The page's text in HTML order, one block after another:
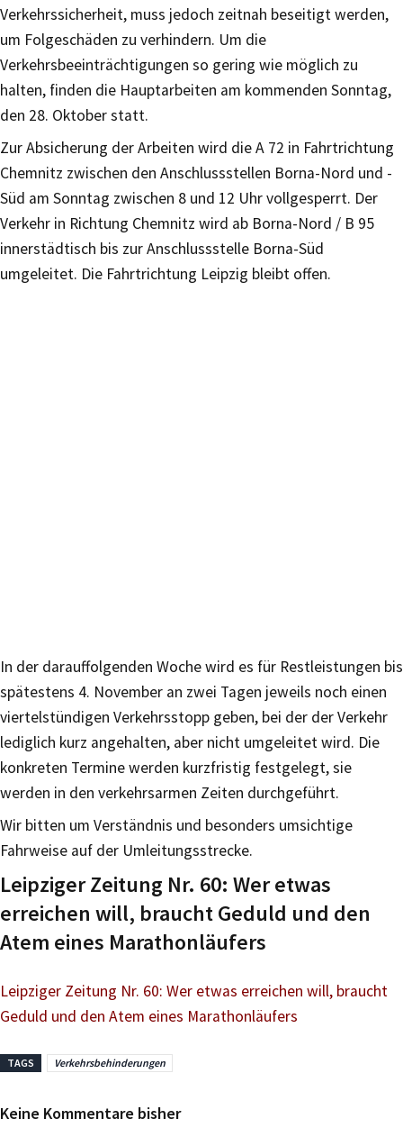
Verkehrssicherheit, muss jedoch zeitnah beseitigt werden,
um Folgeschäden zu verhindern. Um die
Verkehrsbeeinträchtigungen so gering wie möglich zu
halten, finden die Hauptarbeiten am kommenden Sonntag,
den 28. Oktober statt.
Zur Absicherung der Arbeiten wird die A 72 in Fahrtrichtung
Chemnitz zwischen den Anschlussstellen Borna-Nord und -
Süd am Sonntag zwischen 8 und 12 Uhr vollgesperrt. Der
Verkehr in Richtung Chemnitz wird ab Borna-Nord / B 95
innerstädtisch bis zur Anschlussstelle Borna-Süd
umgeleitet. Die Fahrtrichtung Leipzig bleibt offen.
In der darauffolgenden Woche wird es für Restleistungen bis
spätestens 4. November an zwei Tagen jeweils noch einen
viertelstündigen Verkehrsstopp geben, bei der der Verkehr
lediglich kurz angehalten, aber nicht umgeleitet wird. Die
konkreten Termine werden kurzfristig festgelegt, sie
werden in den verkehrsarmen Zeiten durchgeführt.
Wir bitten um Verständnis und besonders umsichtige
Fahrweise auf der Umleitungsstrecke.
Leipziger Zeitung Nr. 60: Wer etwas
erreichen will, braucht Geduld und den
Atem eines Marathonläufers
Leipziger Zeitung Nr. 60: Wer etwas erreichen will, braucht
Geduld und den Atem eines Marathonläufers
TAGS Verkehrsbehinderungen
Keine Kommentare bisher